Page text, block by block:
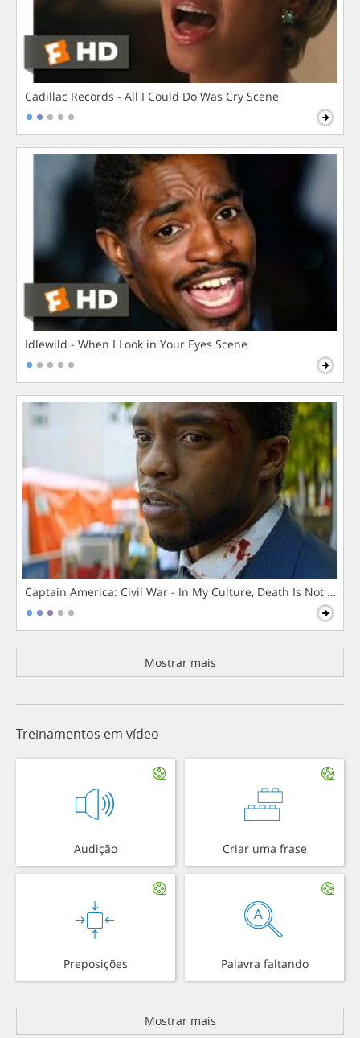
Cadillac Records - All I Could Do Was Cry Scene
Idlewild - When I Look in Your Eyes Scene
Captain America: Civil War - In My Culture, Death Is Not The
Mostrar mais
Treinamentos em vídeo
Audição Criar uma frase
Preposições Palavra faltando
Mostrar mais